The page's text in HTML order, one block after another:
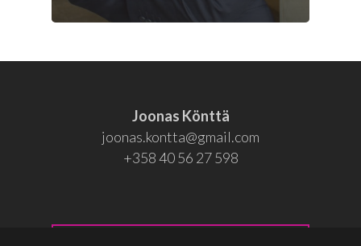
Joonas Könttä
joonas.kontta@gmail.com
+358 40 56 27 598